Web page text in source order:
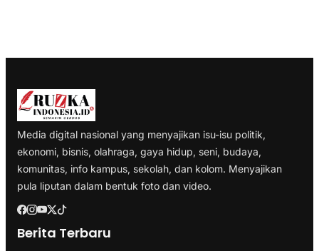
Media digital nasional yang menyajikan isu-isu politik,
ekonomi, bisnis, olahraga, gaya hidup, seni, budaya,
komunitas, info kampus, sekolah, dan kolom. Menyajikan
pula liputan dalam bentuk foto dan video.
Berita Terbaru